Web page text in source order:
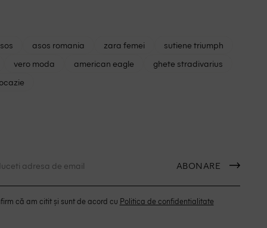
asos romania zara femei
sutiene triumph
vero moda american eagle
ghete stradivarius
ABONARE
că am citit și sunt de acord cu Politica de confidentialitate